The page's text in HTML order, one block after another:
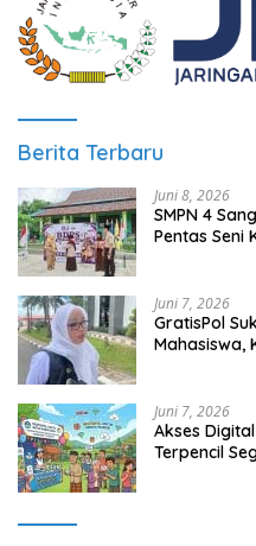
Berita Terbaru
Juni 8, 2026
SMPN 4
Pentas Seni
Juni 7, 2026
GratisPol
Mahasiswa,
Juni 7, 2026
Akses
Terpencil